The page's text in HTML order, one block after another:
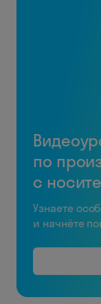
по
с
Узнаете
и начнёте